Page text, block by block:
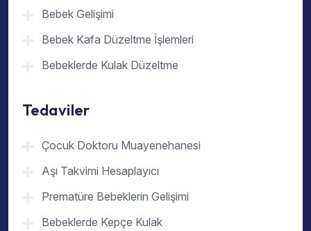
Bebek Gelişimi
Bebek Kafa Düzeltme İşlemleri
Bebeklerde Kulak Düzeltme
Tedaviler
Çocuk Doktoru Muayenehanesi
Aşı Takvimi Hesaplayıcı
Prematüre Bebeklerin Gelişimi
Bebeklerde Kepçe Kulak